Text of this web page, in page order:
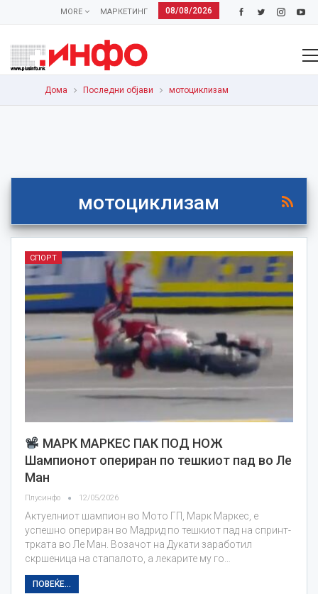
08/08/2026
МАРКЕТИНГ
MORE
Дома Последни објави мотоциклизам
мотоциклизам
СПОРТ
МАРК МАРКЕС ПАК ПОД НОЖ
Шампионот опериран по тешкиот пад во Ле
Ман
Плусинфо 12/05/2026
Актуелниот шампион во Мото ГП, Марк Маркес, е
успешно опериран во Мадрид по тешкиот пад на спринт-
трката во Ле Ман. Возачот на Дукати заработил
скршеница на стапалото, а лекарите му го…
ПОВЕЌЕ...